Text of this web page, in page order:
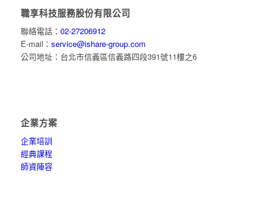
職享科技服務股份有限公司
聯絡電話： 02-27206912
E-mail： service@ishare-group.com
公司地址：台北市信義區信義路四段391號11樓之6
企業方案
企業培訓
經典課程
師資陣容